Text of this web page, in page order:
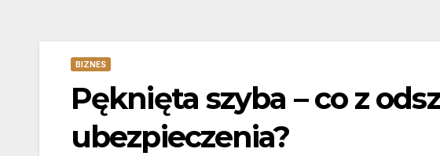
BIZNES
Pęknięta szyba – co z
ubezpieczenia?